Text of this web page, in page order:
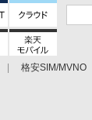
格安SIM/MVNO